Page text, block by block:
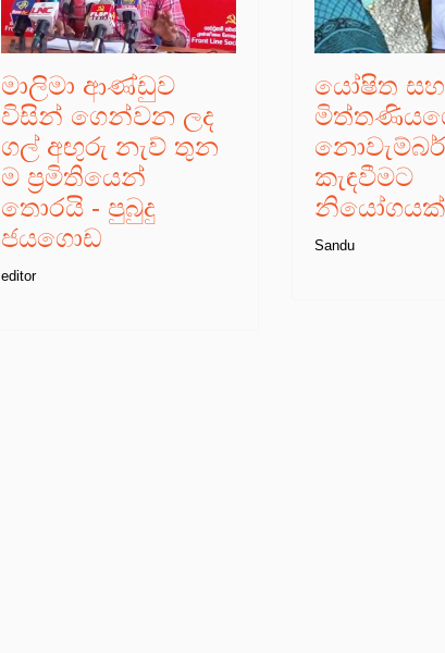
මාලිමා ආණ්ඩුව
විසින් ගෙන්වන ලද
ගල් අඟුරු නැව් තුන
ම ප්‍රමිතියෙන්
තොරයි - පුබුදු
ජයගොඩ
editor
යෝෂිත සහ
නොවැම්බර්
කැඳවීමට
නියෝගයක්
Sandu